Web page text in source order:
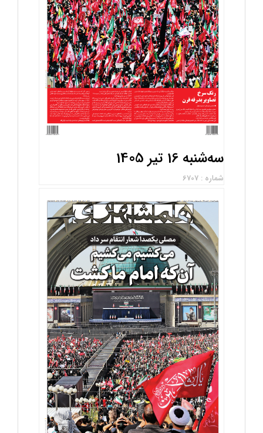
سه‌شنبه 16 تیر 1405
شماره : 6707